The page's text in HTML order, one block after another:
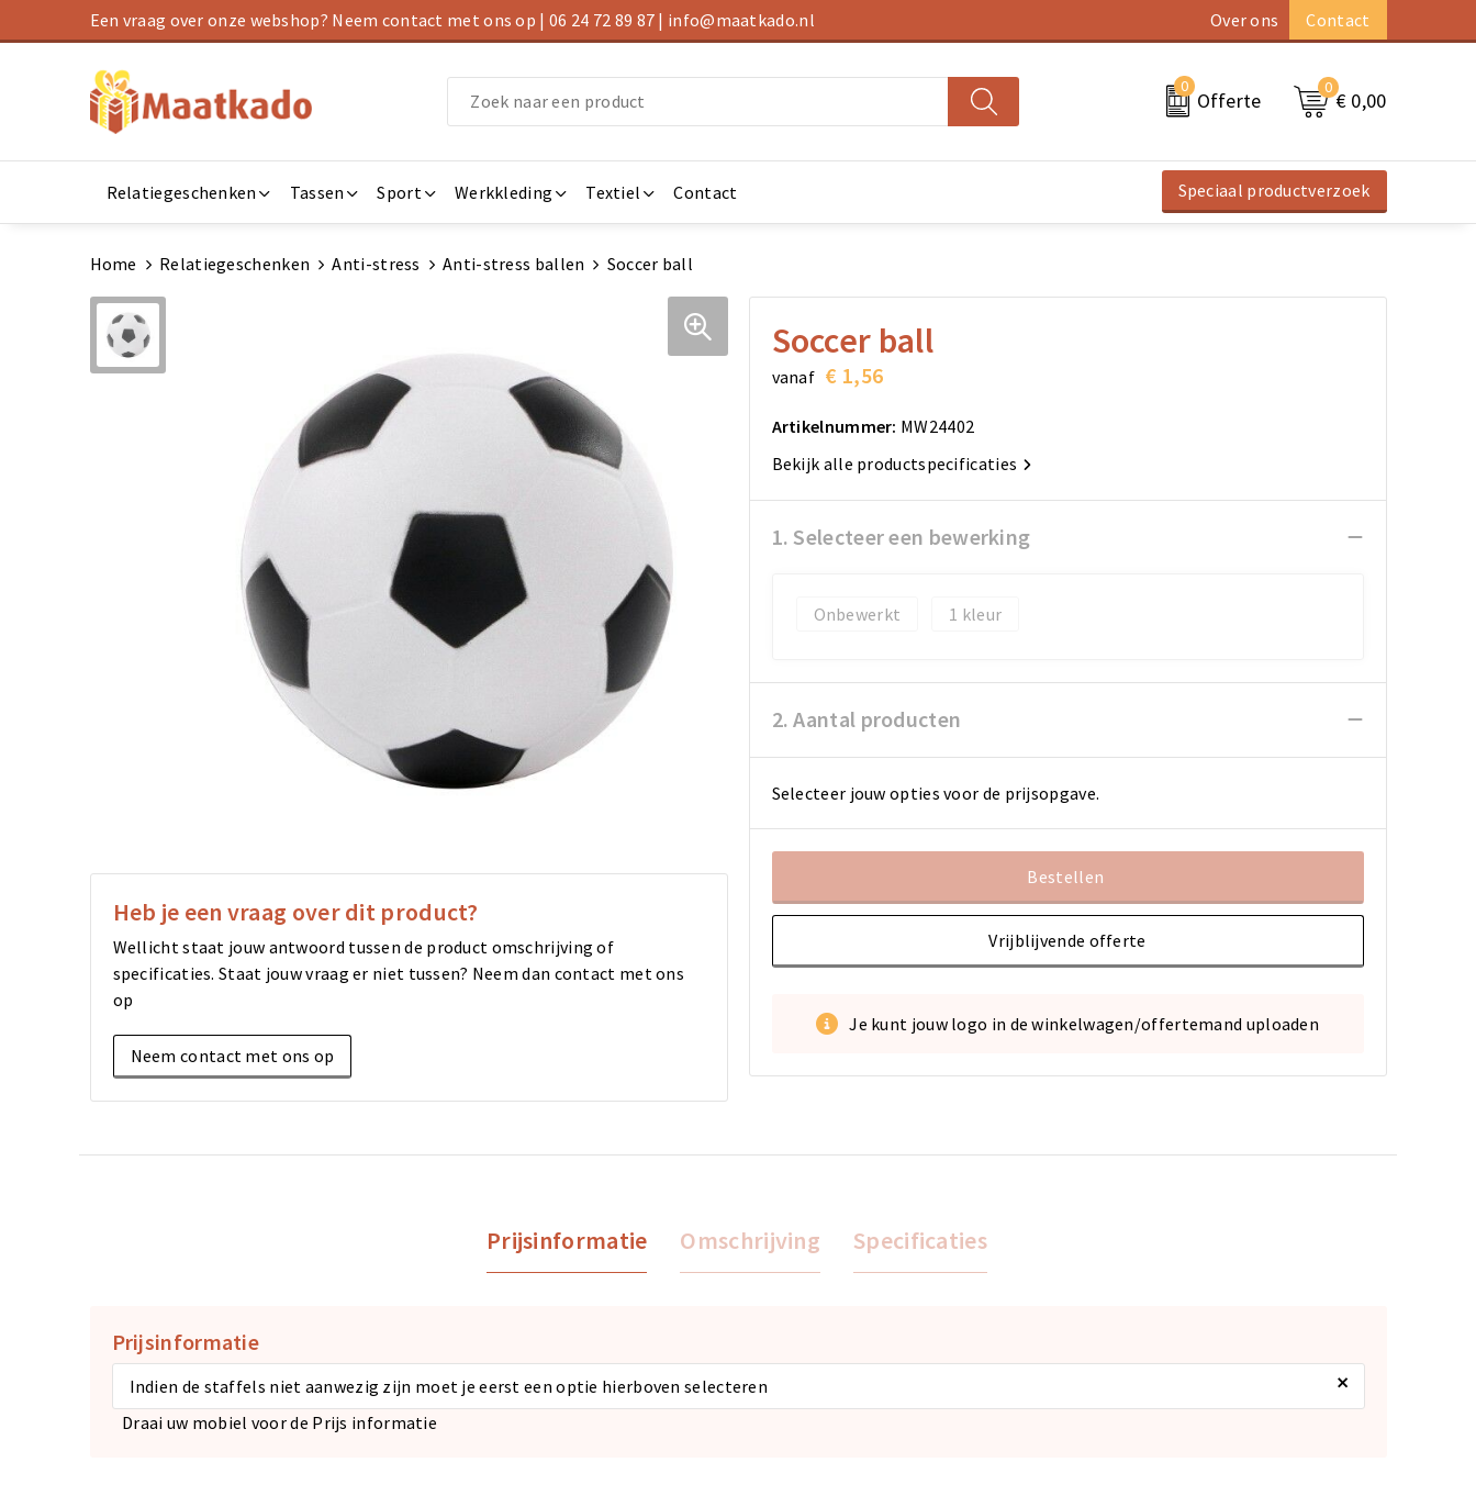
Een vraag over onze webshop? Neem contact met ons op | 06 24 72 89 87 | info@maatkado.nl Over ons Contact
0
Offerte
0
€ 0,00
Relatiegeschenken Tassen Sport Werkkleding Textiel Contact Speciaal productverzoek
Home Relatiegeschenken Anti-stress Anti-stress ballen Soccer ball
Heb je een vraag over dit product?
Wellicht staat jouw antwoord tussen de product omschrijving of
specificaties. Staat jouw vraag er niet tussen? Neem dan contact met ons
op
Neem contact met ons op
Soccer ball
vanaf € 1,56
Artikelnummer: MW24402
Bekijk alle productspecificaties
1. Selecteer een bewerking
Onbewerkt 1
2. Aantal producten
Selecteer jouw opties voor de prijsopgave.
Bestellen
Vrijblijvende offerte
Je kunt jouw logo in de winkelwagen/offertemand uploaden
Prijsinformatie Omschrijving Specificaties
Prijsinformatie
Indien de staffels niet aanwezig zijn moet je eerst een optie hierboven selecteren ×
Draai uw mobiel voor de Prijs informatie